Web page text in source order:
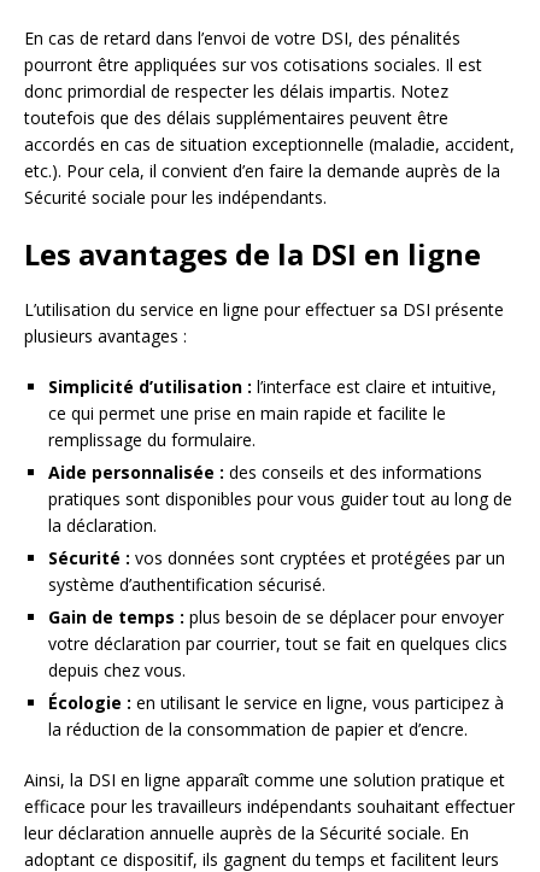
En cas de retard dans l’envoi de votre DSI, des pénalités
pourront être appliquées sur vos cotisations sociales. Il est
donc primordial de respecter les délais impartis. Notez
toutefois que des délais supplémentaires peuvent être
accordés en cas de situation exceptionnelle (maladie, accident,
etc.). Pour cela, il convient d’en faire la demande auprès de la
Sécurité sociale pour les indépendants.
Les avantages de la DSI en ligne
L’utilisation du service en ligne pour effectuer sa DSI présente
plusieurs avantages :
Simplicité d’utilisation : l’interface est claire et intuitive,
ce qui permet une prise en main rapide et facilite le
remplissage du formulaire.
Aide personnalisée : des conseils et des informations
pratiques sont disponibles pour vous guider tout au long de
la déclaration.
Sécurité : vos données sont cryptées et protégées par un
système d’authentification sécurisé.
Gain de temps : plus besoin de se déplacer pour envoyer
votre déclaration par courrier, tout se fait en quelques clics
depuis chez vous.
Écologie : en utilisant le service en ligne, vous participez à
la réduction de la consommation de papier et d’encre.
Ainsi, la DSI en ligne apparaît comme une solution pratique et
efficace pour les travailleurs indépendants souhaitant effectuer
leur déclaration annuelle auprès de la Sécurité sociale. En
adoptant ce dispositif, ils gagnent du temps et facilitent leurs